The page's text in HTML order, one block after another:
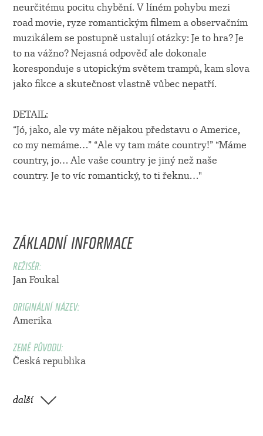
neurčitému pocitu chybění. V líném pohybu mezi
road movie, ryze romantickým filmem a observačním
muzikálem se postupně ustalují otázky: Je to hra? Je
to na vážno? Nejasná odpověď ale dokonale
koresponduje s utopickým světem trampů, kam slova
jako fikce a skutečnost vlastně vůbec nepatří.
DETAIL:
“Jó, jako, ale vy máte nějakou představu o Americe,
co my nemáme…” “Ale vy tam máte country!” “Máme
country, jo… Ale vaše country je jiný než naše
country. Je to víc romantický, to ti řeknu…"
ZÁKLADNÍ INFORMACE
REŽISÉR:
Jan Foukal
ORIGINÁLNÍ NÁZEV:
Amerika
ZEMĚ PŮVODU:
Česká republika
další